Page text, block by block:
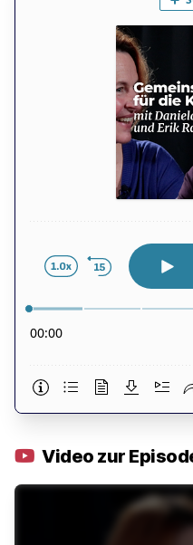
Video zur